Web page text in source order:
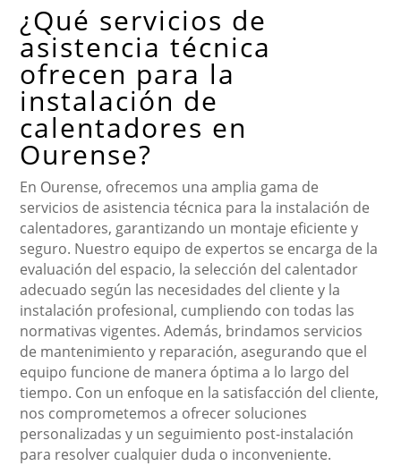
¿Qué servicios de
asistencia técnica
ofrecen para la
instalación de
calentadores en
Ourense?
En Ourense, ofrecemos una amplia gama de
servicios de asistencia técnica para la instalación de
calentadores, garantizando un montaje eficiente y
seguro. Nuestro equipo de expertos se encarga de la
evaluación del espacio, la selección del calentador
adecuado según las necesidades del cliente y la
instalación profesional, cumpliendo con todas las
normativas vigentes. Además, brindamos servicios
de mantenimiento y reparación, asegurando que el
equipo funcione de manera óptima a lo largo del
tiempo. Con un enfoque en la satisfacción del cliente,
nos comprometemos a ofrecer soluciones
personalizadas y un seguimiento post-instalación
para resolver cualquier duda o inconveniente.